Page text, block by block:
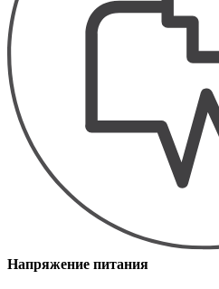
Напряжение питания